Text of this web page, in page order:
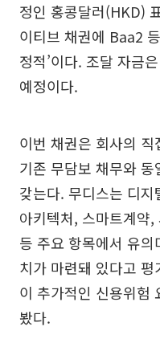
정인 홍콩달러(HKD)
이티브 채권에 Baa2
정적’이다. 조달 자금
예정이다.
이번 채권은 회사의
기존 무담보 채무와
갖는다. 무디스는 디
아키텍처, 스마트계약,
등 주요 항목에서 유
치가 마련돼 있다고
이 추가적인 신용위험
봤다.